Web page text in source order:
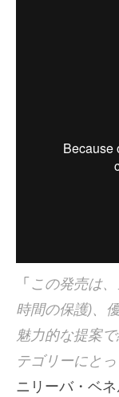
「この発売は
時間の保護)、
魅力的な提案
テゴリーにと
ニリーバ・ベ